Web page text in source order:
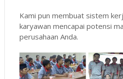
Kami pun membuat sistem
karyawan mencapai potensi
perusahaan Anda.